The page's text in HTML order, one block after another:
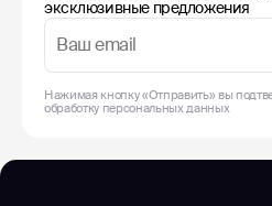
эксклюзивные предложения
Нажимая кнопку «Отправить» вы
обработку персональных данных